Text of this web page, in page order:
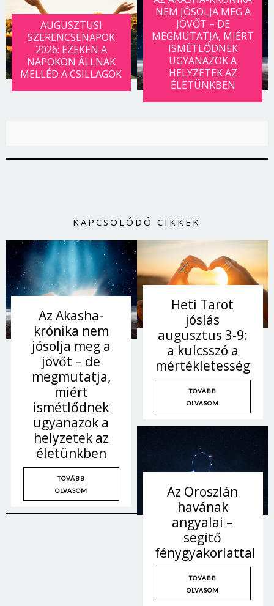
AUGUSZTUSI
SZERENCSENAPOK
2026: EZEKEN A
NAPOKON ÁLLNAK
MELLÉD A CSILLAGOK
NEM JÓSOLJA MEG A
JÖVŐT – DE
MEGMUTATJA, MIÉRT
ISMÉTLŐDNEK
UGYANAZOK A
HELYZETEK AZ
ÉLETÜNKBEN
KAPCSOLÓDÓ CIKKEK
Az Akasha-
krónika nem
jósolja meg a
jövőt – de
megmutatja,
miért
ismétlődnek
ugyanazok a
helyzetek az
életünkben
TOVÁBB
OLVASOM
Heti Tarot
jóslás
augusztus 3-9:
a kulcsszó a
mértékletesség
TOVÁBB
OLVASOM
Az Oroszlán
havának
angyalai –
segítő
fénygyakorlattal
TOVÁBB
OLVASOM
Jelszó
Mégse Bejelentkezés